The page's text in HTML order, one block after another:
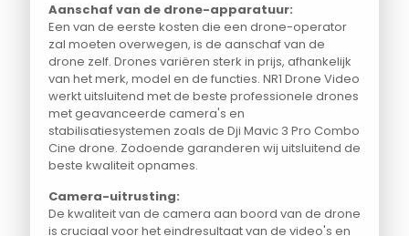
Aanschaf van de drone-apparatuur:
Een van de eerste kosten die een drone-operator
zal moeten overwegen, is de aanschaf van de
drone zelf. Drones variëren sterk in prijs, afhankelijk
van het merk, model en de functies. NR1 Drone Video
werkt uitsluitend met de beste professionele drones
met geavanceerde camera's en
stabilisatiesystemen zoals de Dji Mavic 3 Pro Combo
Cine drone. Zodoende garanderen wij uitsluitend de
beste kwaliteit opnames.
Camera-uitrusting:
De kwaliteit van de camera aan boord van de drone
is cruciaal voor het eindresultaat van de video's en